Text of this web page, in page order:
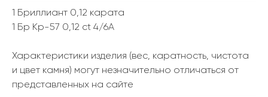
1 Бриллиант 0,12 карата
1 Бр Кр-57 0,12 ct 4/6А
Характеристики изделия (вес, каратность, чистота
и цвет камня) могут незначительно отличаться от
представленных на сайте